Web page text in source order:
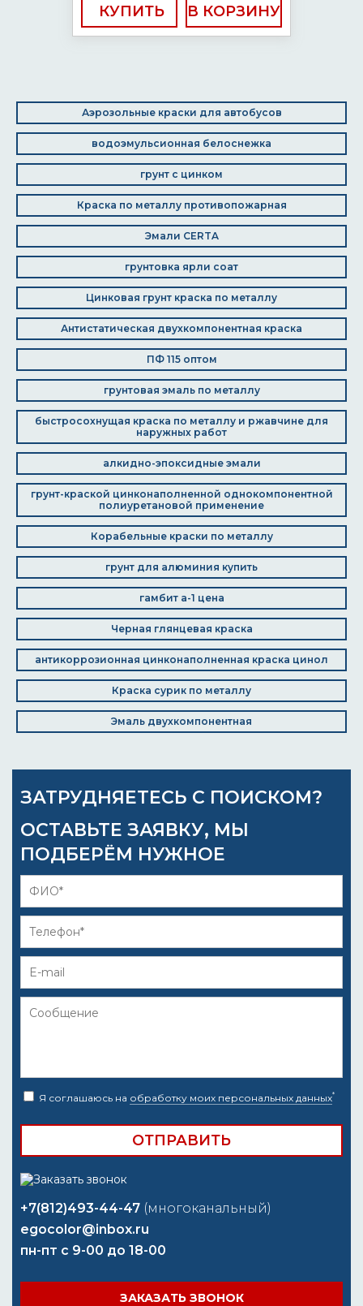
КУПИТЬ
Аэрозольные краски для автобусов
водоэмульсионная белоснежка
грунт с цинком
Краска по металлу противопожарная
Эмали CERTA
грунтовка ярли соат
Цинковая грунт краска по металлу
Антистатическая двухкомпонентная краска
ПФ 115 оптом
грунтовая эмаль по металлу
быстросохнущая краска по металлу и ржавчине для
наружных работ
алкидно-эпоксидные эмали
грунт-краской цинконаполненной однокомпонентной
полиуретановой применение
Корабельные краски по металлу
грунт для алюминия купить
гамбит а-1 цена
Черная глянцевая краска
антикоррозионная цинконаполненная краска цинол
Краска сурик по металлу
Эмаль двухкомпонентная
ЗАТРУДНЯЕТЕСЬ С ПОИСКОМ?
ОСТАВЬТЕ ЗАЯВКУ, МЫ
ПОДБЕРЁМ НУЖНОЕ
Я соглашаюсь на обработку моих персональных данных*
+7(812)493-44-47 (многоканальный)
egocolor@inbox.ru
пн-пт с 9-00 до 18-00
ЗАКАЗАТЬ ЗВОНОК